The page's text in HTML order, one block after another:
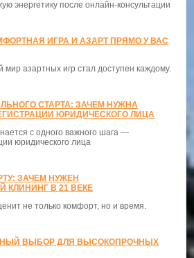
энергетику после онлайн-консультации
ИГРА И АЗАРТ ПРЯМО У ВАС
мир азартных игр стал доступен каждому.
СТАРТА: ЗАЧЕМ НУЖНА
ЮРИДИЧЕСКОГО ЛИЦА
с одного важного шага —
юридического лица
ЗАЧЕМ НУЖЕН
В 21 ВЕКЕ
не только комфорт, но и время.
ВЫБОР ДЛЯ ВЫСОКОПРОЧНЫХ